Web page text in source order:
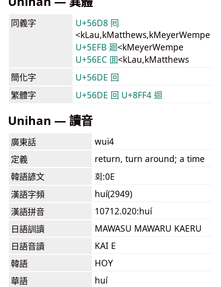
同義字
U+56D8 囘
<kLau,kMatthews,kMeyerWempe
U+5EFB 廻<kMeyerWempe
U+56EC 囬<kLau,kMatthews
簡化字
U+56DE 回
繁體字
U+56DE 回 U+8FF4 迴
Unihan — 讀音
廣東話
wui4
定義
return, turn around; a time
韓語諺文
회:0E
漢語字頻
huí(2949)
漢語拼音
10712.020:huí
日語訓讀
MAWASU MAWARU KAERU
日語音讀
KAI E
韓語
HOY
華語
huí